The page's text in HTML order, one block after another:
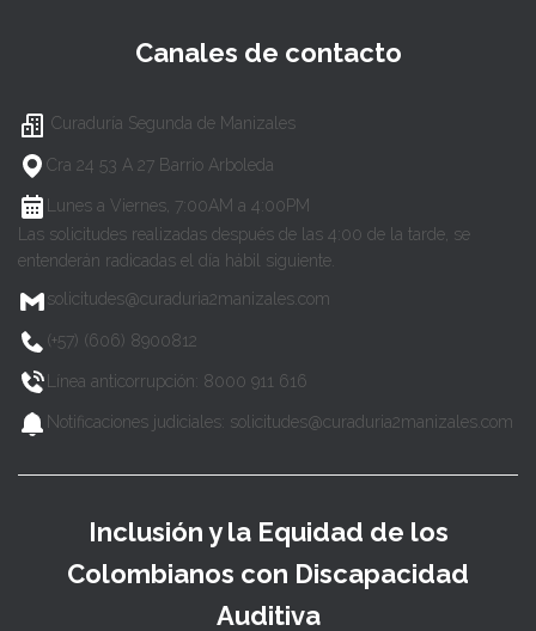
Canales de contacto
Curaduría Segunda de Manizales
Cra 24 53 A 27 Barrio Arboleda
Lunes a Viernes, 7:00AM a 4:00PM
Las solicitudes realizadas después de las 4:00 de la tarde, se
entenderán radicadas el día hábil siguiente.
solicitudes@curaduria2manizales.com
(+57) (606) 8900812
Línea anticorrupción: 8000 911 616
Notificaciones judiciales: solicitudes@curaduria2manizales.com
Inclusión y la Equidad de los
Colombianos con Discapacidad
Auditiva